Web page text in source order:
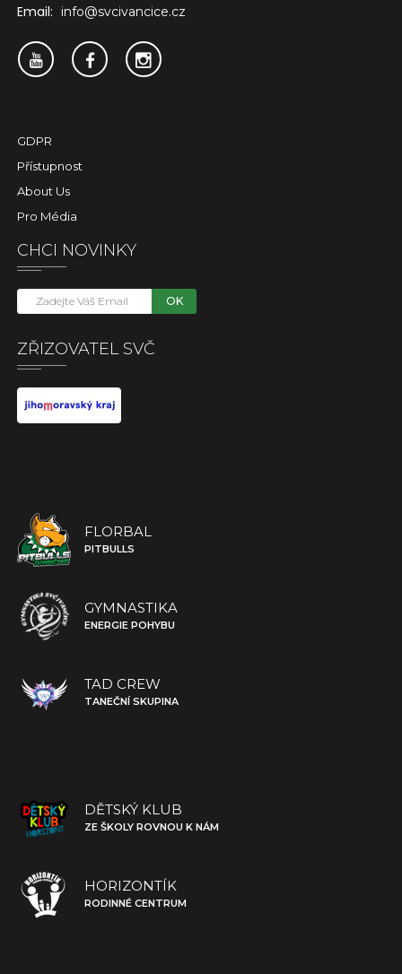
Email: info@svcivancice.cz
GDPR
Přístupnost
About Us
Pro Média
CHCI NOVINKY
OK
ZŘIZOVATEL SVČ
FLORBAL
PITBULLS
GYMNASTIKA
ENERGIE POHYBU
TAD CREW
TANEČNÍ SKUPINA
DĚTSKÝ KLUB
ZE ŠKOLY ROVNOU K NÁM
HORIZONTÍK
RODINNÉ CENTRUM